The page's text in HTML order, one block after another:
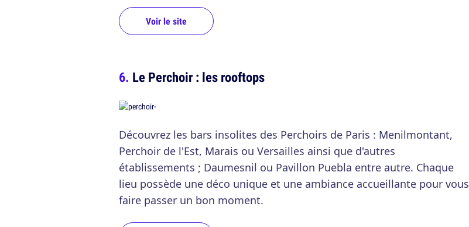
Voir le site
Le Perchoir : les rooftops
Découvrez les bars insolites des Perchoirs de Paris : Menilmontant,
Perchoir de l'Est, Marais ou Versailles ainsi que d'autres
établissements ; Daumesnil ou Pavillon Puebla entre autre. Chaque
lieu possède une déco unique et une ambiance accueillante pour vous
faire passer un bon moment.